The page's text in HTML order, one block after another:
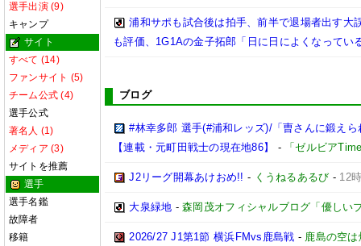
選手出演 (9)
キャンプ
サイト
すべて (14)
ファンサイト (5)
チーム公式 (4)
選手公式
著名人 (1)
メディア (3)
サイトを推薦
選手
選手名鑑
故障者
移籍
浦和サポも試合後は拍手、前半で退場者出す大
も評価、1G1Aの金子拓郎「日に日によくなってい
ブログ
#林幸多郎 選手(#浦和レッズ)/「曺さんに鍛え
【連載・元町田戦士の現在地86】
- 「ゼルビア
J2リーグ開幕あけおめ!! - くうねるあるび - 12
大泉緑地 -森岡茂オフィシャルブログ「優しい
2026/27 J1第1節 横浜FMvs鹿島戦 - 鹿島の空